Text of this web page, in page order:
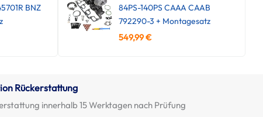
BNZ
84PS-140PS CAAA CAAB
792290-3 + Montagesatz
549,99€
Rückerstattung
innerhalb 15 Werktagen nach Prüfung